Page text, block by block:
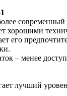
современный
хорошими
его
– менее
лучший